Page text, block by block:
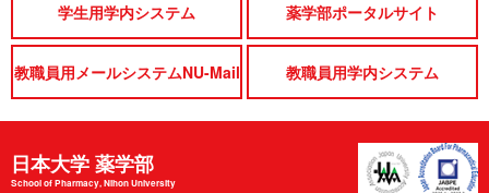
学生用学内システム 薬学部ポータルサイト
教職員用メールシステムNU-Mail 教職員用学内システム
日本大学 薬学部
School of Pharmacy, Nihon University